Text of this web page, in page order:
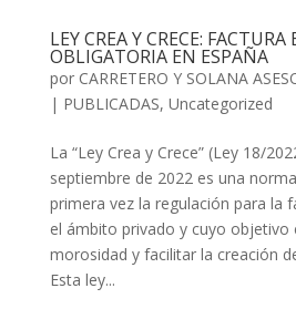
LEY CREA Y CRECE:
OBLIGATORIA EN ESPAÑA
por CARRETERO Y SOLANA
| PUBLICADAS, Uncategorized
La “Ley Crea y Crece” (Ley 18/
septiembre de 2022 es una
primera vez la regulación para la
el ámbito privado y cuyo objetivo
morosidad y facilitar la creación
Esta ley...